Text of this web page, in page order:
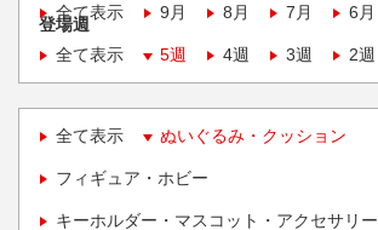
全て表示
9月 8月 7月 6月
登場週
全て表示
5週 4週 3週 2週
全て表示 ぬいぐるみ・クッション
フィギュア・ホビー
キーホルダー・マスコット・アクセサリー